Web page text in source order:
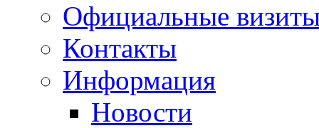
Официальные
Контакты
Информация
Новости